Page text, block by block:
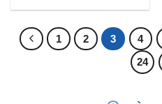
24
BÀI